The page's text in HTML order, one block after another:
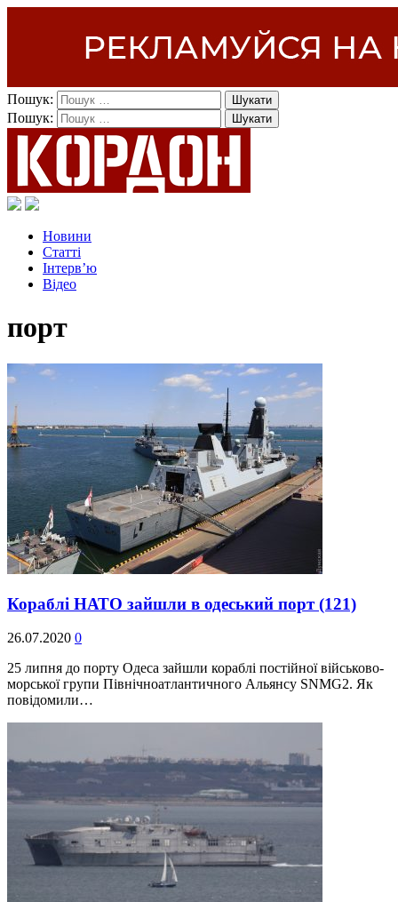
Пошук:
Пошук:
Новини
Статті
Інтерв’ю
Відео
порт
Кораблі НАТО зайшли в одеський порт(121)
26.07.2020 0
25 липня до порту Одеса зайшли кораблі постійної військово-
морської групи Північноатлантичного Альянсу SNMG2. Як
повідомили…